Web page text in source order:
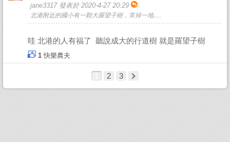
jane3317 發表於 2020-4-27 20:29
北港附近的國小有一顆大羅望子樹，常掉一地.....
哇 北港的人有福了 聽說成大的行道樹 就是羅望子樹
1 快樂農夫
2 3